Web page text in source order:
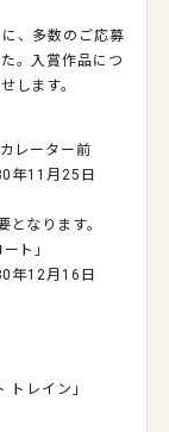
、多数のご応募
。入賞作品につ
します。
レーター前
11月25日
なります。
ト」
12月16日
レイン」